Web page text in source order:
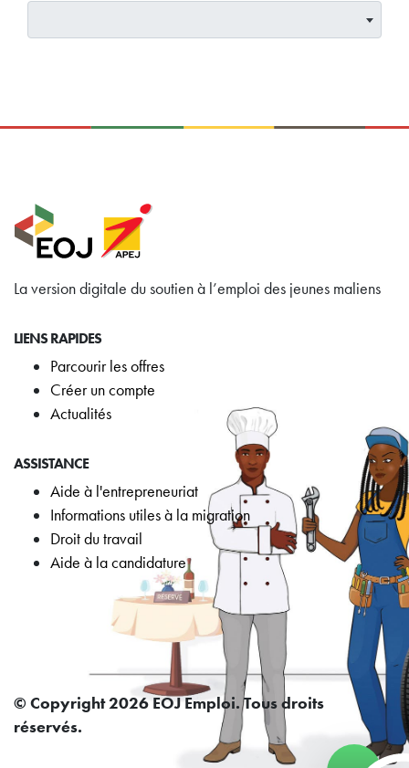
La version digitale du soutien à l’emploi des jeunes maliens
LIENS RAPIDES
Parcourir les offres
Créer un compte
Actualités
ASSISTANCE
Aide à l'entrepreneuriat
Informations utiles à la migration
Droit du travail
Aide à la candidature
© Copyright 2026 EOJ Emploi. Tous droits
réservés.